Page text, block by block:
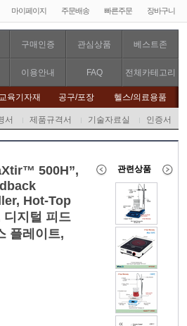
마이페이지 주문배송 빠른주문 장바구니
구매인증 관심상품 베스트존
이용안내 FAQ 전체카테고리
교육기자재 공구/포장 헬스/의료용품
서 제품규격서 기술자료실 인증서
500H”,
Hot-Top
지털 피드
플레이트,
관련상품